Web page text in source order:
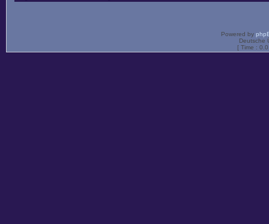
Powered by
Deutsche
[ Time :